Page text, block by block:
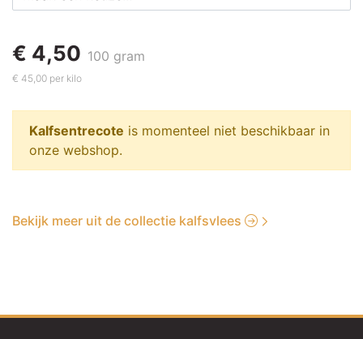
€ 4,50 100 gram
€ 45,00 per kilo
Kalfsentrecote is momenteel niet beschikbaar in
onze webshop.
Bekijk meer uit de collectie kalfsvlees